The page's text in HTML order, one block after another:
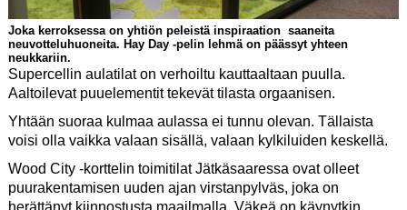
Joka kerroksessa on yhtiön peleistä inspiraation saaneita
neuvotteluhuoneita. Hay Day -pelin lehmä on päässyt yhteen
neukkariin.
Supercellin aulatilat on verhoiltu kauttaaltaan puulla.
Aaltoilevat puuelementit tekevät tilasta orgaanisen.
Yhtään suoraa kulmaa aulassa ei tunnu olevan. Tällaista
voisi olla vaikka valaan sisällä, valaan kylkiluiden keskellä.
Wood City -korttelin toimitilat Jätkäsaaressa ovat olleet
puurakentamisen uuden ajan virstanpylväs, joka on
herättänyt kiinnostusta maailmalla. Väkeä on käynytkin